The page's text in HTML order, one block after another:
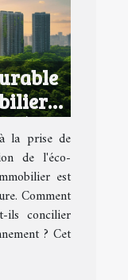
l'éco-
votre
la prise de
de l'éco-
est
Comment
ils concilier
? Cet